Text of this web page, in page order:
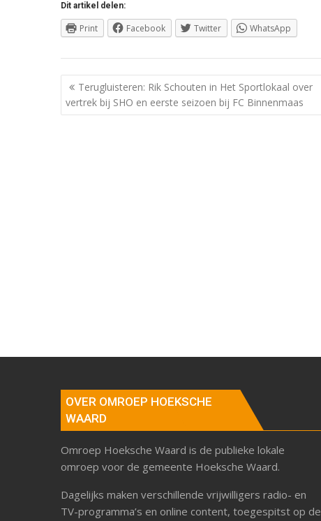
Dit artikel delen:
Print Facebook Twitter WhatsApp
Berichtnavigatie
Terugluisteren: Rik Schouten in Het Sportlokaal over
vertrek bij SHO en eerste seizoen bij FC Binnenmaas
OVER OMROEP HOEKSCHE
WAARD
Omroep Hoeksche Waard is de publieke lokale
omroep voor de gemeente Hoeksche Waard.
Dagelijks maken verschillende vrijwilligers radio- en
TV-programma’s en online content, toegespitst op de